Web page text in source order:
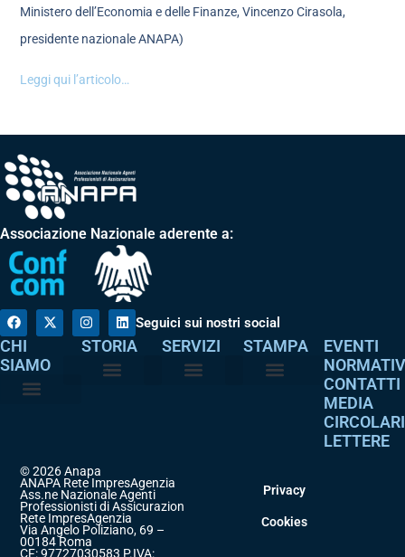
Ministero dell’Economia e delle Finanze, Vincenzo Cirasola,
presidente nazionale ANAPA)
Leggi qui l’articolo…
Associazione Nazionale aderente a:
Seguici sui nostri social
CHI
SIAMO
STORIA SERVIZI STAMPA
EVENTI
CONTATTI
MEDIA
CIRCOLARI
LETTERE
© 2026 Anapa
ANAPA Rete ImpresAgenzia
Ass.ne Nazionale Agenti
Professionisti di Assicurazione
Rete ImpresAgenzia
Via Angelo Poliziano, 69 –
00184 Roma
CF: 97727030583 P.IVA:
Privacy
Cookies